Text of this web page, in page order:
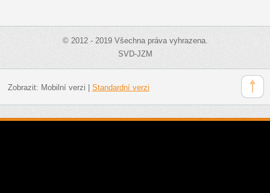
© 2012 - 2019 Všechna práva vyhrazena.
SVD-JZM
Zobrazit: Mobilní verzi | Standardní verzi